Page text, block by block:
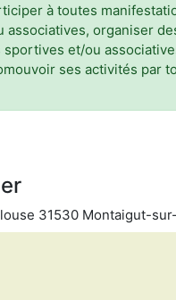
à toutes
associatives, organiser
sportives et/ou
ses activités par
31530 Montaigut-